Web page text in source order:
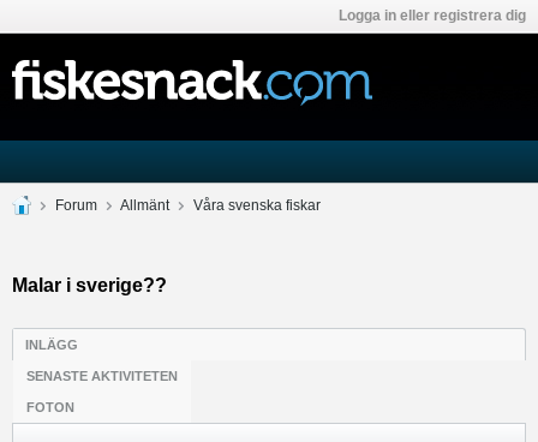
Logga in eller registrera dig
Forum Allmänt Våra svenska fiskar
Malar i sverige??
INLÄGG
SENASTE AKTIVITETEN
FOTON